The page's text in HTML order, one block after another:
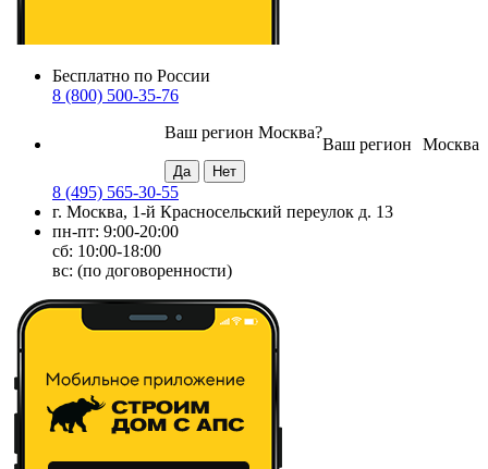
Бесплатно по России
8 (800) 500-35-76
Москва
Ваш регион
Ваш регион Москва?
8 (495) 565-30-55
г. Москва, 1-й Красносельский переулок д. 13
пн-пт: 9:00-20:00
сб: 10:00-18:00
вс: (по договоренности)